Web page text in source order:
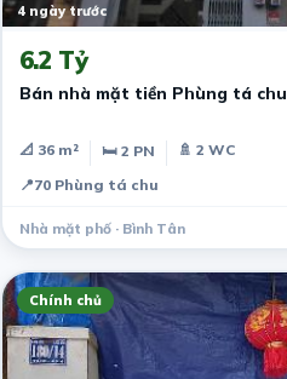
4 ngày trước
6.2 Tỷ
Bán nhà mặt tiền Phùng tá chu
📐 36 m² 🛏 2 PN
🚿 2 WC
📍70 Phùng tá chu
Nhà mặt phố · Bình Tân
Chính chủ